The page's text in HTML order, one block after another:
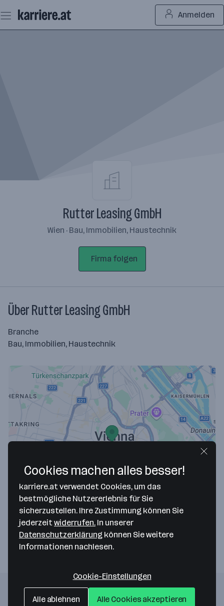
Seiteninhalt
springen
Anmelden
Rutter Leasing GmbH
Wien · Bau, Immobilien, Haustechnik
Firma folgen
Über Rutter Leasing GmbH
Branche
Bau, Immobilien, Haustechnik
Map data ©2026 Google
Rutter Leasing GmbH
Tegetthoffstraße 7
1010 Wien— Route berechnen
Folgende Firmen könnten dich auch
Cookies machen alles besser!
karriere.at verwendet Cookies, um das
bestmögliche Nutzererlebnis für Sie
sicherzustellen. Ihre Zustimmung können Sie
jederzeit widerrufen. In unserer
Datenschutzerklärung können Sie weitere
Informationen nachlesen.
Cookie-Einstellungen
Alle ablehnen Alle Cookies akzeptieren